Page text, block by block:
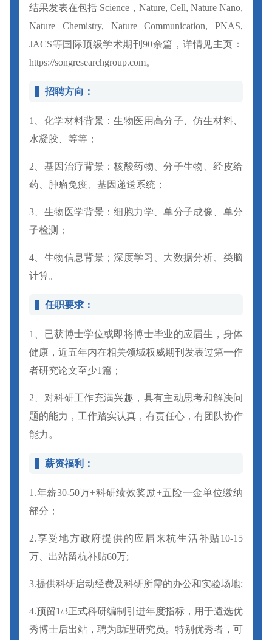
结果发表在包括 Science，Nature, Cell, Nature Nano,
Nature Chemistry, Nature Communication, PNAS,
JACS等国际顶级学术期刊90余篇，详情见主页：
https://songresearchgroup.com。
招聘方向：
1、化学材料背景：生物医用高分子、仿生材料、
水凝胶、等等；
2、基因治疗背景：核酸药物、分子生物、经皮给
药、肿瘤免疫、基因递送系统；
3、生物医学背景：细胞力学、单分子成像、单分
子检测；
4、生物信息背景；深度学习、大数据分析、类脑
计算。
任职要求：
1、已获博士学位或即将博士毕业的应届生，身体
健康，近五年内在相关领域权威期刊发表过第一作
者研究论文至少1篇；
2、对科研工作充满兴趣，具有主动思考和解决问
题的能力，工作踏实认真，有责任心，有团队协作
能力。
薪资福利：
1.年薪30-50万+科研绩效奖励+五险一金单位缴纳
部分；
2.享受地方政府提供的应届来杭生活补贴10-15
万、出站留杭补贴60万;
3.提供科研启动经费及科研所需的办公和实验场地;
4.预留1/3正式科研编制引进年度指标，用于遴选优
秀博士后出站，聘为助理研究员。特别优秀者，可